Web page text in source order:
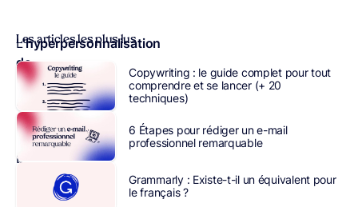
L’hyperpersonnalisation
de
la
relation
client
interroge.
Dans
l’univers
Les articles les plus lus
Copywriting : le guide complet pour tout
comprendre et se lancer (+ 20
techniques)
6 Étapes pour rédiger un e-mail
professionnel remarquable
Grammarly : Existe-t-il un équivalent pour
le français ?